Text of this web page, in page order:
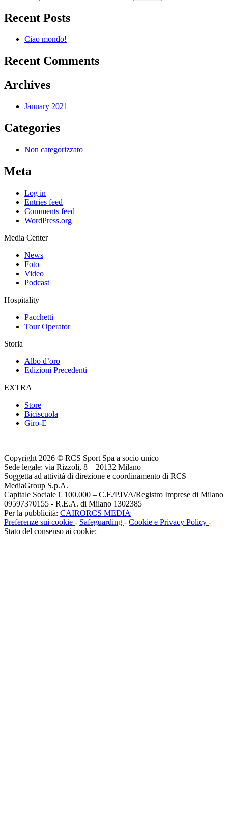
Recent Posts
Ciao mondo!
Recent Comments
Archives
January 2021
Categories
Non categorizzato
Meta
Log in
Entries feed
Comments feed
WordPress.org
Media Center
News
Foto
Video
Podcast
Hospitality
Pacchetti
Tour Operator
Storia
Albo d’oro
Edizioni Precedenti
EXTRA
Store
Biciscuola
Giro-E
Copyright 2026 © RCS Sport Spa a socio unico
Sede legale: via Rizzoli, 8 – 20132 Milano
Soggetta ad attività di direzione e coordinamento di RCS
MediaGroup S.p.A.
Capitale Sociale € 100.000 – C.F./P.IVA/Registro Imprese di Milano
09597370155 - R.E.A. di Milano 1302385
Per la pubblicità: CAIRORCS MEDIA
Preferenze sui cookie - Safeguarding - Cookie e Privacy Policy -
Stato del consenso ai cookie: